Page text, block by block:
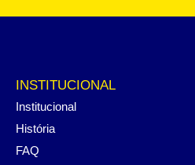
INSTITUCIONAL
Institucional
História
FAQ